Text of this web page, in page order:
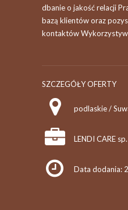
dbanie o jakość relacji
bazą klientów oraz
kontaktów
SZCZEGÓŁY OFERTY
podlaskie /
LENDI CARE
Data dodania: